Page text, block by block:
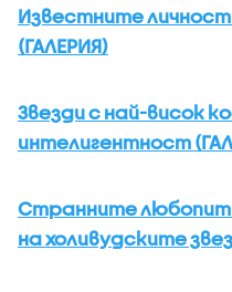
Известните
(ГАЛЕРИЯ)
Звезди с най-висок
интелигентност
Странните
на холивудските